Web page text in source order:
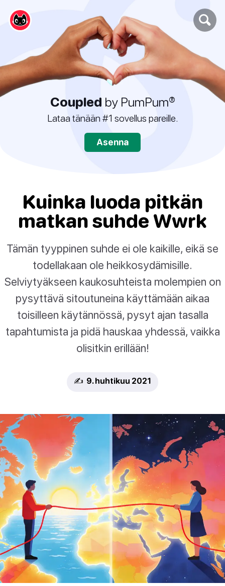
Coupled by PumPum®
Lataa tänään #1 sovellus pareille.
Asenna
Kuinka luoda pitkän
matkan suhde Wwrk
Tämän tyyppinen suhde ei ole kaikille, eikä se
todellakaan ole heikkosydämisille.
Selviytyäkseen kaukosuhteista molempien on
pysyttävä sitoutuneina käyttämään aikaa
toisilleen käytännössä, pysyt ajan tasalla
tapahtumista ja pidä hauskaa yhdessä, vaikka
olisitkin erillään!
✍️ 9. huhtikuu 2021